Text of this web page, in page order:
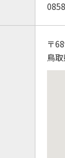
〒
鳥